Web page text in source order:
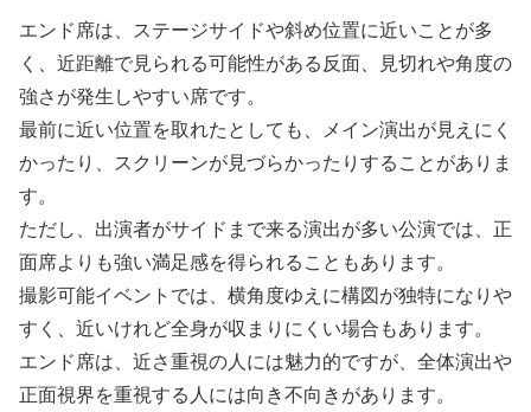
エンド席は、ステージサイドや斜め位置に近いことが多
く、近距離で見られる可能性がある反面、見切れや角度の
強さが発生しやすい席です。
最前に近い位置を取れたとしても、メイン演出が見えにく
かったり、スクリーンが見づらかったりすることがありま
す。
ただし、出演者がサイドまで来る演出が多い公演では、正
面席よりも強い満足感を得られることもあります。
撮影可能イベントでは、横角度ゆえに構図が独特になりや
すく、近いけれど全身が収まりにくい場合もあります。
エンド席は、近さ重視の人には魅力的ですが、全体演出や
正面視界を重視する人には向き不向きがあります。